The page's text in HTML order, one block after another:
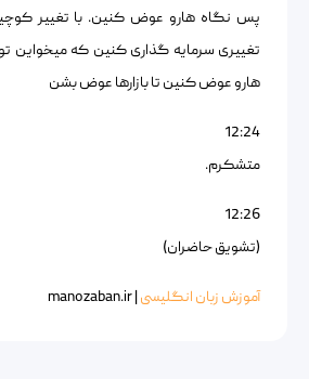
پس نگاه هارو عوض کنین. با تغییر
تغییری سرمایه گذاری کنین که میخواین
هارو عوض کنین تا بازارها عوض بشن
12:24
متشکرم.
12:26
(تشویق حاضران)
آموزش زبان انگلیسی